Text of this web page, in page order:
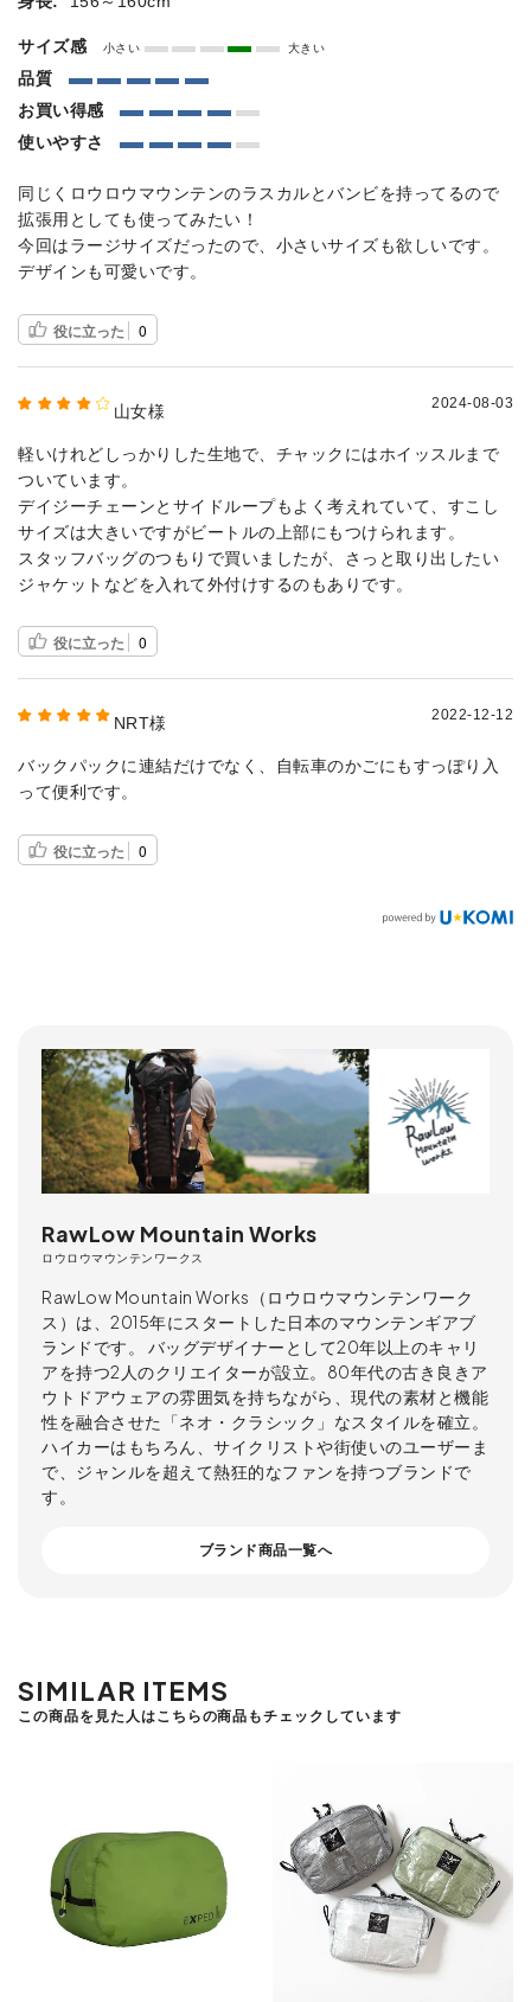
サイズ感 小さい 大きい
品質
お買い得感
使いやすさ
同じくロウロウマウンテンのラスカルとバンビを持ってるので
拡張用としても使ってみたい！
今回はラージサイズだったので、小さいサイズも欲しいです。
デザインも可愛いです。
役に立った 0
山女様 2024-08-03
軽いけれどしっかりした生地で、チャックにはホイッスルまで
ついています。
デイジーチェーンとサイドループもよく考えれていて、すこし
サイズは大きいですがビートルの上部にもつけられます。
スタッフバッグのつもりで買いましたが、さっと取り出したい
ジャケットなどを入れて外付けするのもありです。
役に立った 0
NRT様 2022-12-12
バックパックに連結だけでなく、自転車のかごにもすっぽり入
って便利です。
役に立った 0
RawLow Mountain Works
ロウロウマウンテンワークス
RawLow Mountain Works（ロウロウマウンテンワーク
ス）は、2015年にスタートした日本のマウンテンギアブ
ランドです。 バッグデザイナーとして20年以上のキャリ
アを持つ2人のクリエイターが設立。80年代の古き良きア
ウトドアウェアの雰囲気を持ちながら、現代の素材と機能
性を融合させた「ネオ・クラシック」なスタイルを確立。
ハイカーはもちろん、サイクリストや街使いのユーザーま
で、ジャンルを超えて熱狂的なファンを持つブランドで
す。
ブランド商品一覧へ
SIMILAR ITEMS
この商品を見た人はこちらの商品もチェックしています